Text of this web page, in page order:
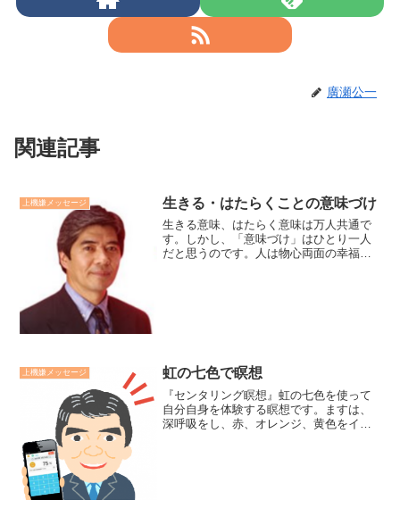
廣瀬公一
関連記事
上機嫌メッセージ 生きる・はたらくことの意味づけ
生きる意味、はたらく意味は万人共通で
す。しかし、「意味づけ」はひとり一人
だと思うのです。人は物心両面の幸福を
上機嫌メッセージ 虹の七色で瞑想
『センタリング瞑想』虹の七色を使って
自分自身を体験する瞑想です。ますは、
深呼吸をし、赤、オレンジ、黄色をイメ